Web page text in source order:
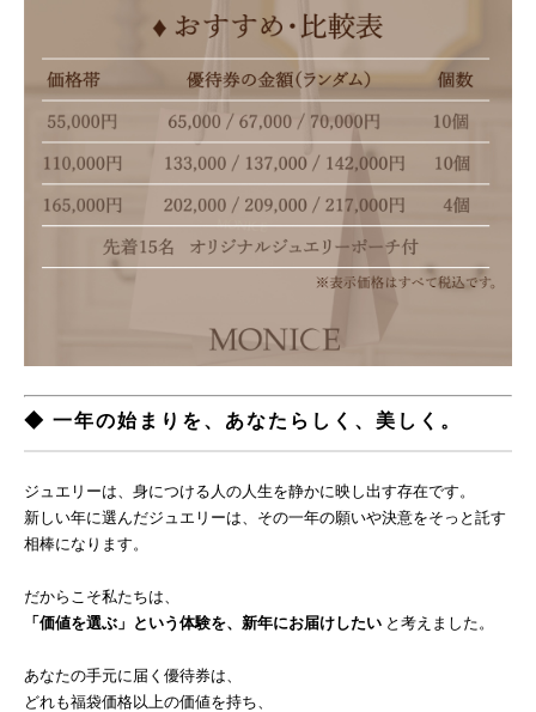
◆ 一年の始まりを、あなたらしく、美しく。
ジュエリーは、身につける人の人生を静かに映し出す存在です。
新しい年に選んだジュエリーは、その一年の願いや決意をそっと託す
相棒になります。
だからこそ私たちは、
「価値を選ぶ」という体験を、新年にお届けしたい と考えました。
あなたの手元に届く優待券は、
どれも福袋価格以上の価値を持ち、